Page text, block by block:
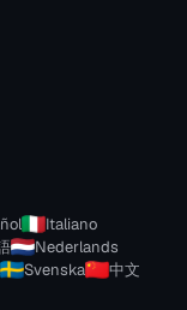
Italiano
Nederlands
Svenska 中文